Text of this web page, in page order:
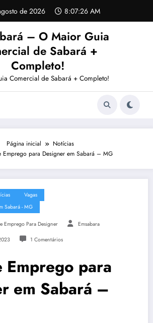
de 2026 8:07:27 AM
– O Maior Guia
de Sabará +
Completo!
Comercial de Sabará + Completo!
Página inicial
Notícias
Emprego para Designer em Sabará – MG
Vagas
Sabará - MG
Emprego Para Designer Emsabara
1 Comentários
Emprego para
em Sabará –